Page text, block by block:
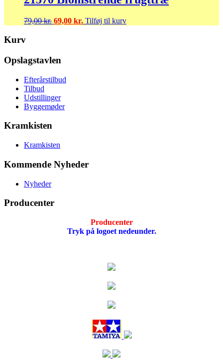
109,00 kr..89,00 kr..
79,00kr. Den
69,00 kr. Den
Tilføj til kurv
Kurv
Opslagstavlen
Efterårstilbud
Tilbud
Udstillinger
Byggemøder
Kramkisten
Kramkisten
Kommende Nyheder
Nyheder
Producenter
Producenter
Tryk på logoet nedeunder.